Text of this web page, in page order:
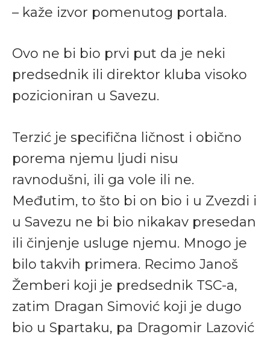
– kaže izvor pomenutog portala.
Ovo ne bi bio prvi put da je neki
predsednik ili direktor kluba visoko
pozicioniran u Savezu.
Terzić je specifična ličnost i obično
porema njemu ljudi nisu
ravnodušni, ili ga vole ili ne.
Međutim, to što bi on bio i u Zvezdi i
u Savezu ne bi bio nikakav presedan
ili činjenje usluge njemu. Mnogo je
bilo takvih primera. Recimo Janoš
Žemberi koji je predsednik TSC-a,
zatim Dragan Simović koji je dugo
bio u Spartaku, pa Dragomir Lazović